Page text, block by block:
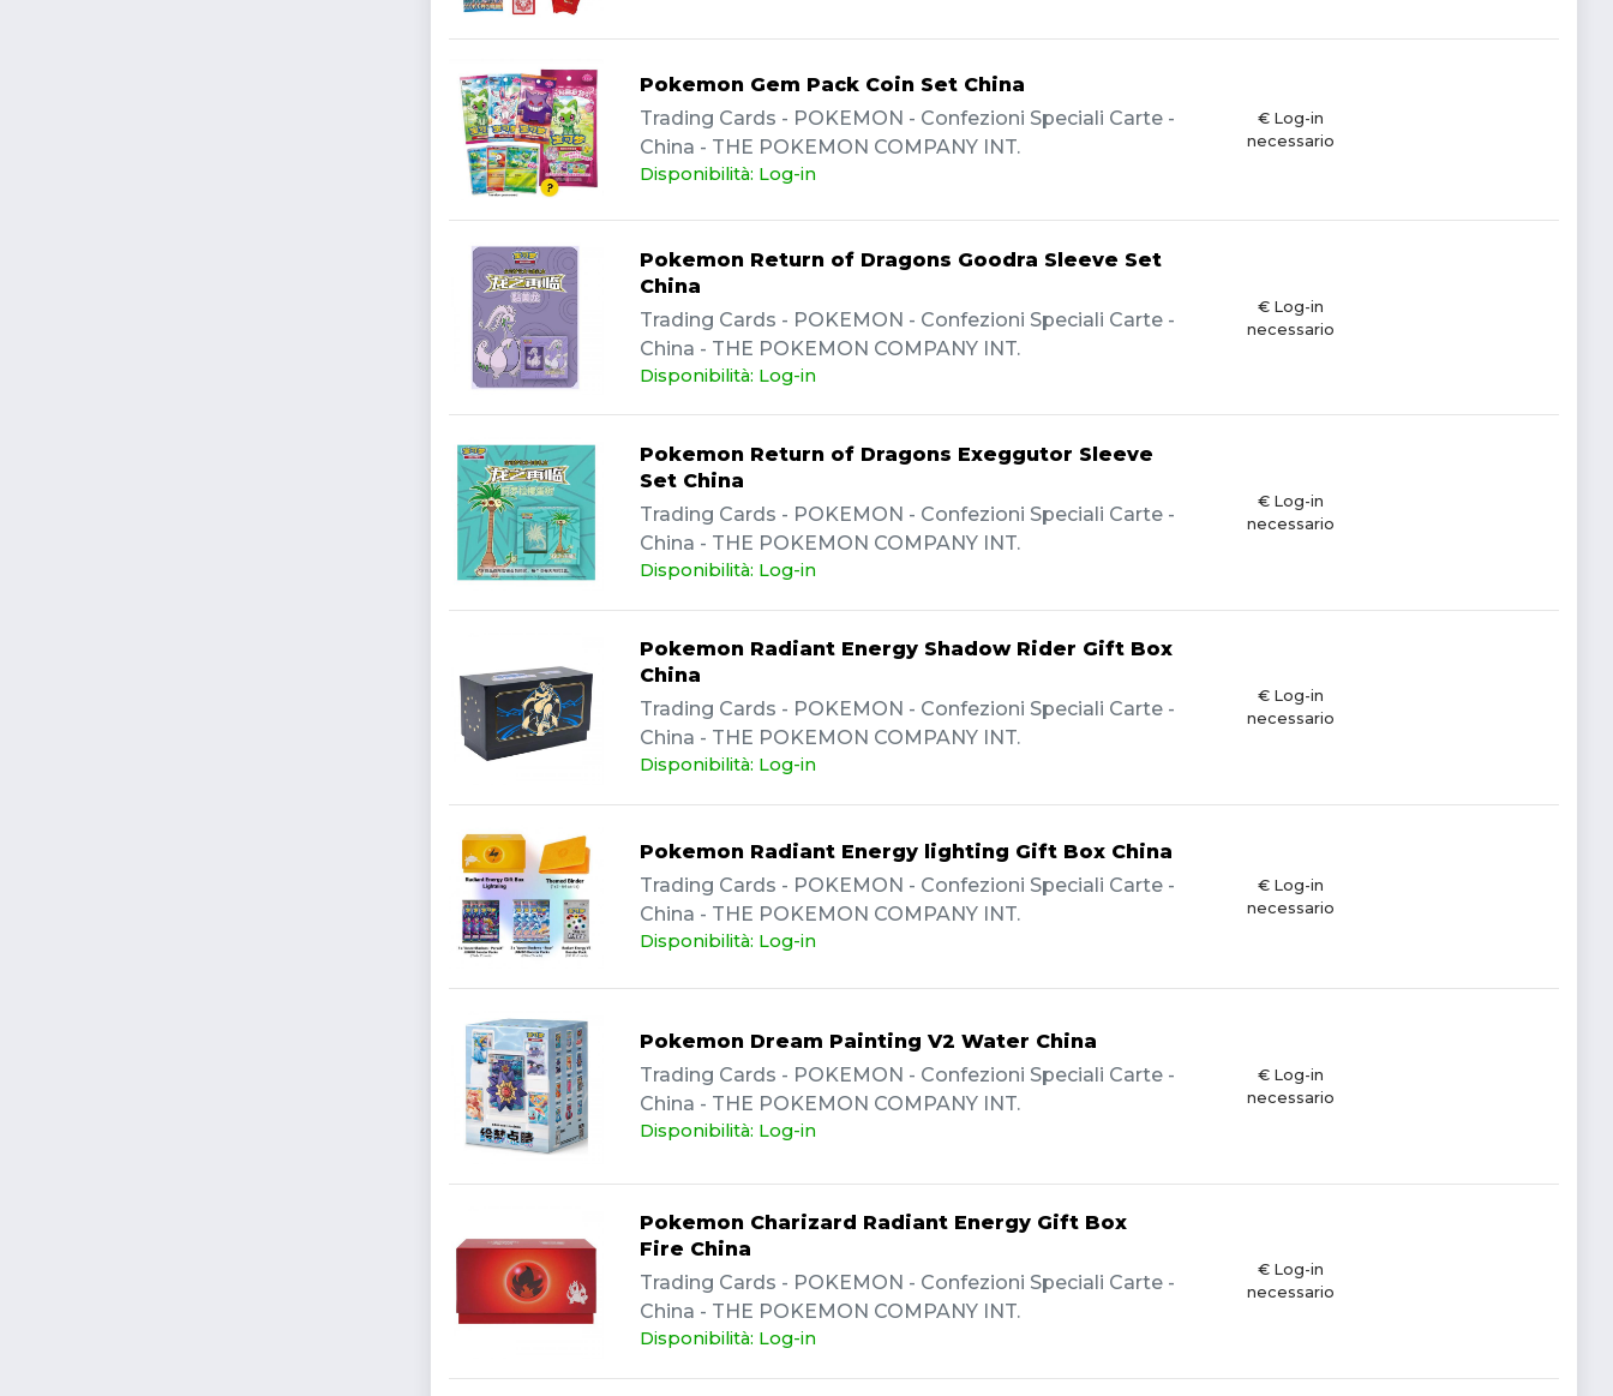
Pokemon Gem Pack Coin Set China
Trading Cards - POKEMON - Confezioni Speciali Carte -
China - THE POKEMON COMPANY INT.
Disponibilità: Log-in
€ Log-in
necessario
Pokemon Return of Dragons Goodra Sleeve Set
China
Trading Cards - POKEMON - Confezioni Speciali Carte -
China - THE POKEMON COMPANY INT.
Disponibilità: Log-in
€ Log-in
necessario
Pokemon Return of Dragons Exeggutor Sleeve
Set China
Trading Cards - POKEMON - Confezioni Speciali Carte -
China - THE POKEMON COMPANY INT.
Disponibilità: Log-in
€ Log-in
necessario
Pokemon Radiant Energy Shadow Rider Gift Box
China
Trading Cards - POKEMON - Confezioni Speciali Carte -
China - THE POKEMON COMPANY INT.
Disponibilità: Log-in
€ Log-in
necessario
Pokemon Radiant Energy lighting Gift Box China
Trading Cards - POKEMON - Confezioni Speciali Carte -
China - THE POKEMON COMPANY INT.
Disponibilità: Log-in
€ Log-in
necessario
Pokemon Dream Painting V2 Water China
Trading Cards - POKEMON - Confezioni Speciali Carte -
China - THE POKEMON COMPANY INT.
Disponibilità: Log-in
€ Log-in
necessario
Pokemon Charizard Radiant Energy Gift Box
Fire China
Trading Cards - POKEMON - Confezioni Speciali Carte -
China - THE POKEMON COMPANY INT.
Disponibilità: Log-in
€ Log-in
necessario